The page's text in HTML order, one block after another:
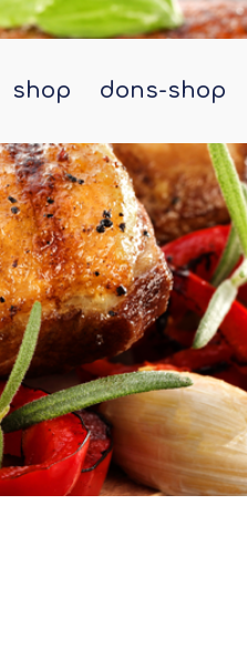
shop dons-shop